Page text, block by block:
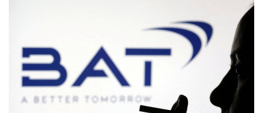
EXPOSICIÓN
ENTREVISTA